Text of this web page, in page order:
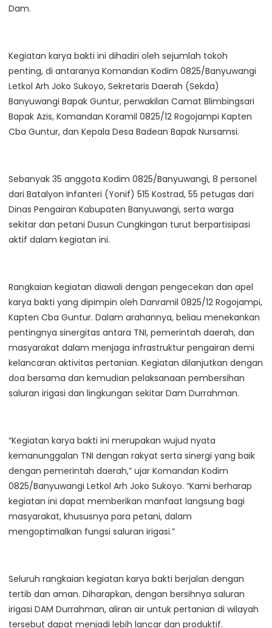
Dam.
Kegiatan karya bakti ini dihadiri oleh sejumlah tokoh
penting, di antaranya Komandan Kodim 0825/Banyuwangi
Letkol Arh Joko Sukoyo, Sekretaris Daerah (Sekda)
Banyuwangi Bapak Guntur, perwakilan Camat Blimbingsari
Bapak Azis, Komandan Koramil 0825/12 Rogojampi Kapten
Cba Guntur, dan Kepala Desa Badean Bapak Nursamsi.
Sebanyak 35 anggota Kodim 0825/Banyuwangi, 8 personel
dari Batalyon Infanteri (Yonif) 515 Kostrad, 55 petugas dari
Dinas Pengairan Kabupaten Banyuwangi, serta warga
sekitar dan petani Dusun Cungkingan turut berpartisipasi
aktif dalam kegiatan ini.
Rangkaian kegiatan diawali dengan pengecekan dan apel
karya bakti yang dipimpin oleh Danramil 0825/12 Rogojampi,
Kapten Cba Guntur. Dalam arahannya, beliau menekankan
pentingnya sinergitas antara TNI, pemerintah daerah, dan
masyarakat dalam menjaga infrastruktur pengairan demi
kelancaran aktivitas pertanian. Kegiatan dilanjutkan dengan
doa bersama dan kemudian pelaksanaan pembersihan
saluran irigasi dan lingkungan sekitar Dam Durrahman.
“Kegiatan karya bakti ini merupakan wujud nyata
kemanunggalan TNI dengan rakyat serta sinergi yang baik
dengan pemerintah daerah,” ujar Komandan Kodim
0825/Banyuwangi Letkol Arh Joko Sukoyo. “Kami berharap
kegiatan ini dapat memberikan manfaat langsung bagi
masyarakat, khususnya para petani, dalam
mengoptimalkan fungsi saluran irigasi.”
Seluruh rangkaian kegiatan karya bakti berjalan dengan
tertib dan aman. Diharapkan, dengan bersihnya saluran
irigasi DAM Durrahman, aliran air untuk pertanian di wilayah
tersebut dapat menjadi lebih lancar dan produktif.